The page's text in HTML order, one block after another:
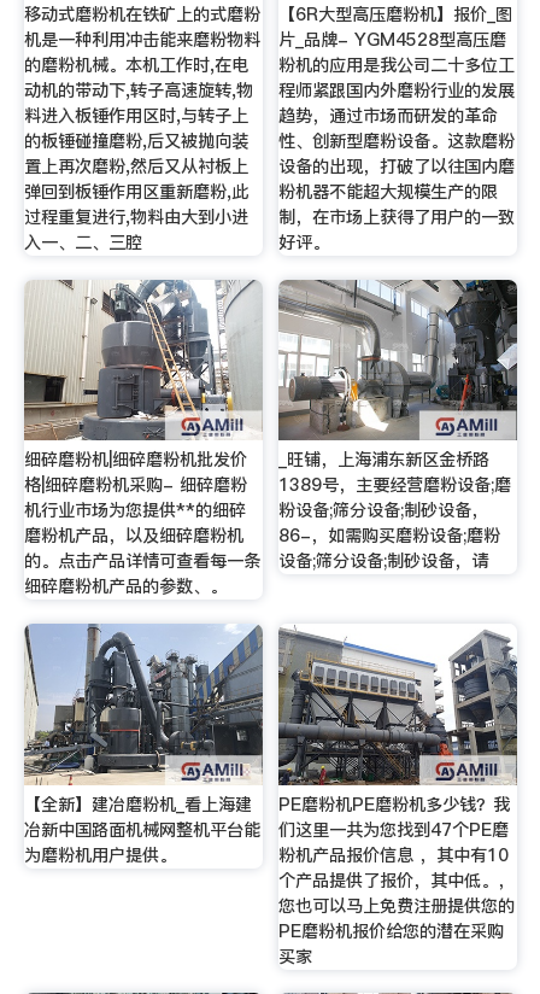
移动式磨粉机在铁矿上的式磨粉
机是一种利用冲击能来磨粉物料
的磨粉机械。本机工作时,在电
动机的带动下,转子高速旋转,物
料进入板锤作用区时,与转子上
的板锤碰撞磨粉,后又被抛向装
置上再次磨粉,然后又从衬板上
弹回到板锤作用区重新磨粉,此
过程重复进行,物料由大到小进
入一、二、三腔
【6R大型高压磨粉机】报价_图
片_品牌- YGM4528型高压磨
粉机的应用是我公司二十多位工
程师紧跟国内外磨粉行业的发展
趋势，通过市场而研发的革命
性、创新型磨粉设备。这款磨粉
设备的出现，打破了以往国内磨
粉机器不能超大规模生产的限
制，在市场上获得了用户的一致
好评。
细碎磨粉机|细碎磨粉机批发价
格|细碎磨粉机采购- 细碎磨粉
机行业市场为您提供**的细碎
磨粉机产品，以及细碎磨粉机
的。点击产品详情可查看每一条
细碎磨粉机产品的参数、。
_旺铺，上海浦东新区金桥路
1389号，主要经营磨粉设备;磨
粉设备;筛分设备;制砂设备，
86-，如需购买磨粉设备;磨粉
设备;筛分设备;制砂设备，请
【全新】建冶磨粉机_看上海建
冶新中国路面机械网整机平台能
为磨粉机用户提供。
PE磨粉机PE磨粉机多少钱？我
们这里一共为您找到47个PE磨
粉机产品报价信息 ，其中有10
个产品提供了报价，其中低。，
您也可以马上免费注册提供您的
PE磨粉机报价给您的潜在采购
买家